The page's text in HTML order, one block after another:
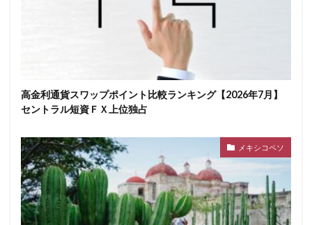
高金利通貨スワップポイント比較ランキング【2026年7月】
セントラル短資ＦＸ上位独占
メキシコペソ